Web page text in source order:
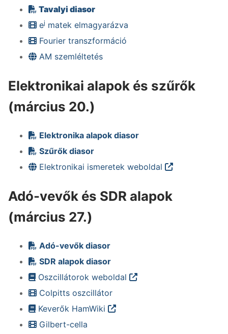
Tavalyi diasor
ej matek elmagyarázva
Fourier transzformáció
AM szemléltetés
Elektronikai alapok és szűrők
(március 20.)
Elektronika alapok diasor
Szűrők diasor
Elektronikai ismeretek weboldal
Adó-vevők és SDR alapok
(március 27.)
Adó-vevők diasor
SDR alapok diasor
Oszcillátorok weboldal
Colpitts oszcillátor
Keverők HamWiki
Gilbert-cella